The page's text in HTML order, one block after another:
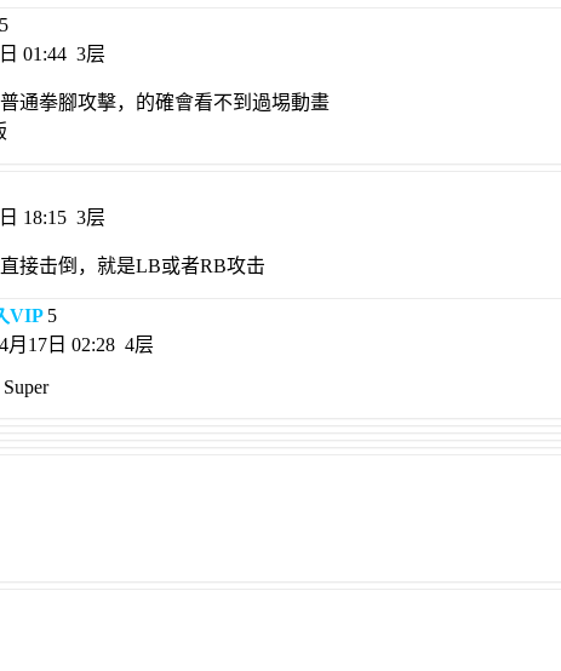
5
01:44 3层
通拳腳攻擊，的確會看不到過埸動畫
18:15 3层
接击倒，就是LB或者RB攻击
VIP 5
月17日 02:28 4层